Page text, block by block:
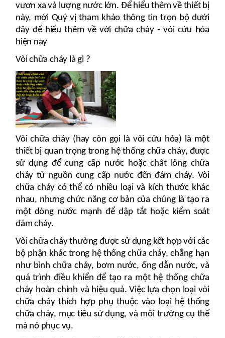
vươn xa và lượng nước lớn. Để hiểu thêm về thiết bị
này, mới Quý vị tham khảo thông tin trọn bộ dưới
đây để hiểu thêm về vời chữa cháy - vòi cứu hỏa
hiện nay
Vòi chữa cháy là gì ?
Vòi chữa cháy (hay còn gọi là vòi cứu hỏa) là một
thiết bị quan trọng trong hệ thống chữa cháy, được
sử dụng để cung cấp nước hoặc chất lỏng chữa
cháy từ nguồn cung cấp nước đến đám cháy. Vòi
chữa cháy có thể có nhiều loại và kích thước khác
nhau, nhưng chức năng cơ bản của chúng là tạo ra
một dòng nước mạnh để dập tắt hoặc kiểm soát
đám cháy.
Vòi chữa cháy thường được sử dụng kết hợp với các
bộ phận khác trong hệ thống chữa cháy, chẳng hạn
như bình chữa cháy, bơm nước, ống dẫn nước, và
quá trình điều khiển để tạo ra một hệ thống chữa
cháy hoàn chỉnh và hiệu quả. Việc lựa chọn loại vòi
chữa cháy thích hợp phụ thuộc vào loại hệ thống
chữa cháy, mục tiêu sử dụng, và môi trường cụ thể
mà nó phục vụ.